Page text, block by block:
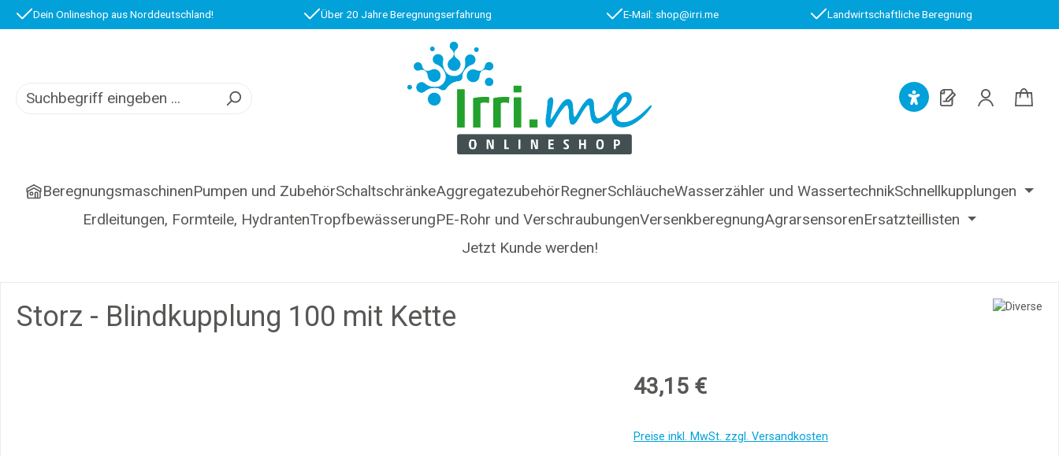
Zur Hauptnavigation springen
Dein Onlineshop aus Norddeutschland! Über 20 Jahre Beregnungserfahrung E-Mail: shop@irri.me Landwirtschaftliche Beregnung
BeregnungsmaschinenPumpen und ZubehörSchaltschränkeAggregatezubehörRegnerSchläucheWasserzähler und WassertechnikSchnellkupplungen
Erdleitungen, Formteile, HydrantenTropfbewässerungPE-Rohr und VerschraubungenVersenkberegnungAgrarsensorenErsatzteillisten
Jetzt Kunde werden!
Storz - Blindkupplung 100 mit Kette
43,15 €
Preise inkl. MwSt. zzgl. Versandkosten